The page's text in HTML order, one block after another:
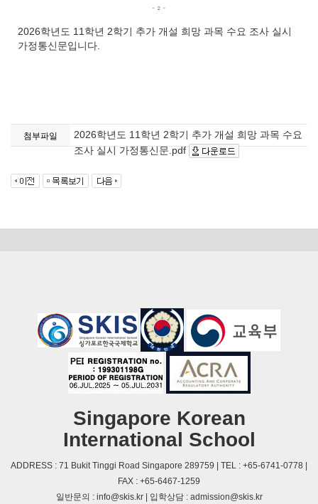
2026학년도 11학년 2학기 추가 개설 희망 과목 수요 조사 실시
가정통신문입니다.
첨부파일
2026학년도 11학년 2학기 추가 개설 희망 과목 수요
조사 실시 가정통신문.pdf
Singapore Korean
International School
ADDRESS : 71 Bukit Tinggi Road Singapore 289759 | TEL : +65-6741-0778 |
FAX : +65-6467-1259
일반문의 : info@skis.kr | 입학상담 : admission@skis.kr